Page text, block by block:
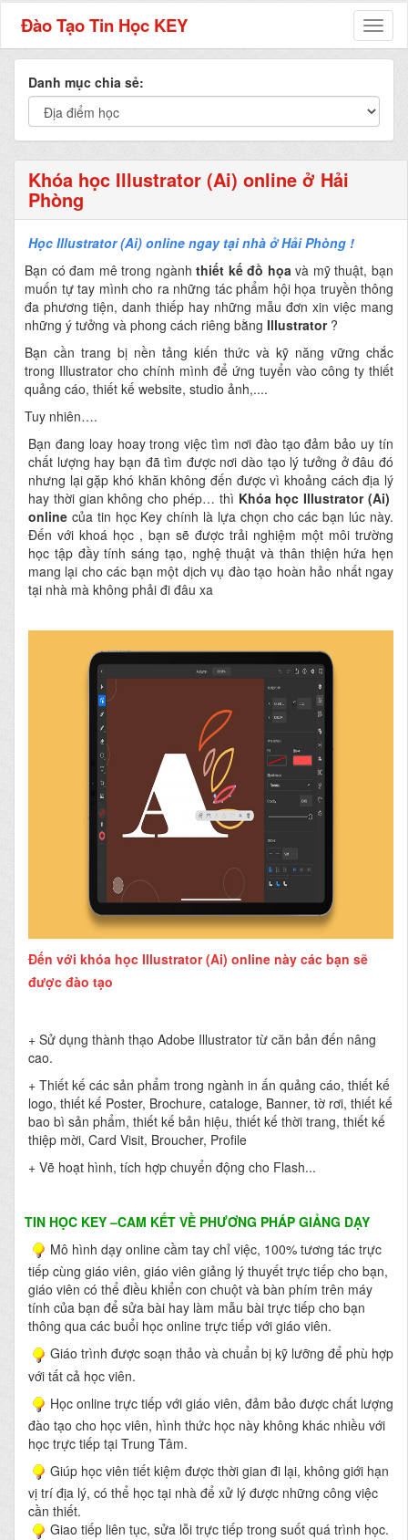
Đào Tạo Tin Học KEY
Danh mục chia sẻ:
Khóa học Illustrator (Ai) online ở Hải
Phòng
Học Illustrator (Ai) online ngay tại nhà ở Hải Phòng !
Bạn có đam mê trong ngành thiết kế đồ họavà mỹ thuật, bạn
muốn tự tay mình cho ra những tác phẩm hội họa truyền thông
đa phương tiện, danh thiếp hay những mẫu đơn xin việc mang
những ý tưởng và phong cách riêng bằng Illustrator?
Bạn cần trang bị nền tảng kiến thức và kỹ năng vững chắc
trong Illustrator cho chính mình để ứng tuyển vào công ty thiết
quảng cáo, thiết kế website, studio ảnh,....
Tuy nhiên….
Bạn đang loay hoay trong việc tìm nơi đào tạo đảm bảo uy tín
chất lượng hay bạn đã tìm được nơi dào tạo lý tưởng ở đâu đó
nhưng lại gặp khó khăn không đến được vì khoảng cách địa lý
hay thời gian không cho phép… thì Khóa học Illustrator (Ai)
online của tin học Key chính là lựa chọn cho các bạn lúc này.
Đến với khoá học , bạn sẽ được trải nghiệm một môi trường
học tập đầy tính sáng tạo, nghệ thuật và thân thiện hứa hẹn
mang lại cho các bạn một dịch vụ đào tạo hoàn hảo nhất ngay
tại nhà mà không phải đi đâu xa
Đến với khóa học Illustrator (Ai) online này các bạn sẽ
được đào tạo
+ Sử dụng thành thạo Adobe Illustrator từ căn bản đến nâng
cao.
+ Thiết kế các sản phẩm trong ngành in ấn quảng cáo, thiết kế
logo, thiết kế Poster, Brochure, cataloge, Banner, tờ rơi, thiết kế
bao bì sản phẩm, thiết kế bản hiệu, thiết kế thời trang, thiết kế
thiệp mời, Card Visit, Broucher, Profile
+ Vẽ hoạt hình, tích hợp chuyển động cho Flash...
TIN HỌC KEY–CAM KẾT VỀ PHƯƠNG PHÁP GIẢNG DẠY
Mô hình dạy online cầm tay chỉ việc, 100% tương tác trực
tiếp cùng giáo viên, giáo viên giảng lý thuyết trực tiếp cho bạn,
giáo viên có thể điều khiển con chuột và bàn phím trên máy
tính của bạn để sửa bài hay làm mẫu bài trực tiếp cho bạn
thông qua các buổi học online trực tiếp với giáo viên.
Giáo trình được soạn thảo và chuẩn bị kỹ lưỡng để phù hợp
với tất cả học viên.
Học online trực tiếp với giáo viên, đảm bảo được chất lượng
đào tạo cho học viên, hình thức học này không khác nhiều với
học trực tiếp tại Trung Tâm.
Giúp học viên tiết kiệm được thời gian đi lại, không giới hạn
vị trí địa lý, có thể học tại nhà để xử lý được những công việc
cần thiết.
Giao tiếp liên tục, sửa lỗi trực tiếp trong suốt quá trình học.